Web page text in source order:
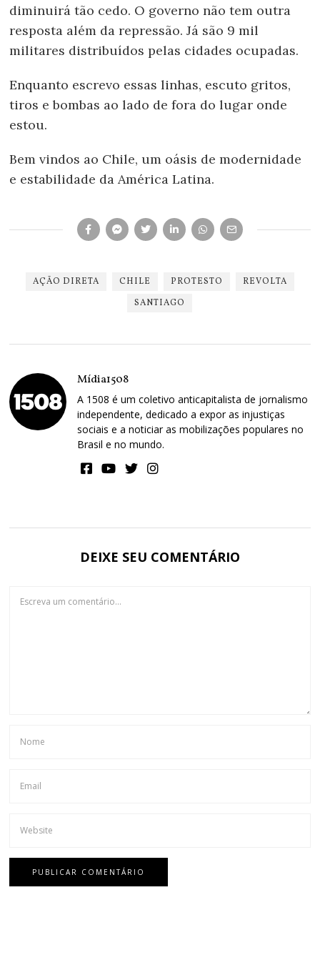
diminuirá tão cedo. O governo não tem outra
resposta além da repressão. Já são 9 mil
militares distribuídos pelas cidades ocupadas.
Enquanto escrevo essas linhas, escuto gritos,
tiros e bombas ao lado de fora do lugar onde
estou.
Bem vindos ao Chile, um oásis de modernidade
e estabilidade da América Latina.
AÇÃO DIRETA CHILE PROTESTO
REVOLTA
SANTIAGO
Mídia1508
A 1508 é um coletivo anticapitalista de jornalismo
independente, dedicado a expor as injustiças
sociais e a noticiar as mobilizações populares no
Brasil e no mundo.
DEIXE SEU COMENTÁRIO